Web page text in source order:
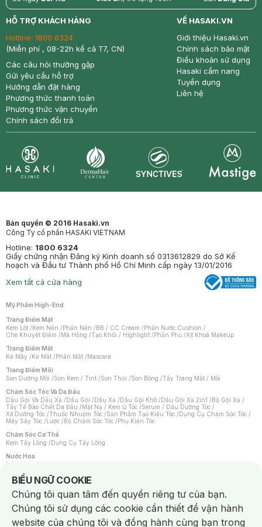
return nowfree price
HỖ TRỢ KHÁCH HÀNG
Hotline: 1800 6324
(Miễn phí , 08-22h kể cả T7, CN)
Các câu hỏi thường gặp
Gửi yêu cầu hỗ trợ
Hướng dẫn đặt hàng
Phương thức thanh toán
Phương thức vận chuyển
Chính sách đổi trả
VỀ HASAKI.VN
Giới thiệu Hasaki.vn
Chính sách bảo mật
Điều khoản sử dụng
Hasaki cẩm nang
Tuyển dụng
Liên hệ
Bản quyền © 2016 Hasaki.vn
Công Ty cổ phần HASAKI VIETNAM
Hotline: 1800 6324
Giấy chứng nhận Đăng ký Kinh doanh số 0313612829 do Sở Kế
hoạch và Đầu tư Thành phố Hồ Chí Minh cấp ngày 13/01/2016
Xem tất cả cửa hàng
Mỹ Phẩm High-End
Trang Điểm Mặt
Kem Lót /Kem Nền /Phấn Nền /BB / CC Cream /Phấn Nước Cushion /
Che Khuyết Điểm /Má Hồng /Tạo Khối / Highlight /Phấn Phủ /Xịt Khoá Makeup
Trang Điểm Mắt
Kẻ Mày /Kẻ Mắt /Phấn Mắt /Mascara
Trang Điểm Môi
Son Dưỡng Môi /Son Kem / Tint /Son Thỏi /Son Bóng /Tẩy Trang Mắt / Môi
Chăm Sóc Tóc Và Da Đầu
Dầu Gội Và Dầu Xả /Dầu Gội /Dầu Xả /Dầu Gội Khô /Dầu Gội Xả 2in1 /Bộ Gội Xả /
Tẩy Tế Bào Chết Da Đầu /Mặt Nạ / Kem Ủ Tóc /Serum / Dầu Dưỡng Tóc /
Xịt Dưỡng Tóc /Thuốc Nhuộm Tóc /Sản Phẩm Tạo Kiểu Tóc /Dụng Cụ Chăm Sóc Tóc /
Máy Sấy Tóc /Lược /Bộ Chăm Sóc Tóc /Phụ Kiện Tóc
Chăm Sóc Cơ Thể
Kem Tẩy Lông /Dụng Cụ Tẩy Lông
Nước Hoa
Nước Hoa Nữ
Chăm Sóc Cá Nhân
Chống Muỗi /Khẩu Trang /Máy Massage/Mặt Nạ Xông Hơi /Nước Rửa Tay/
Sản Phẩm Chăm Sóc Khác /Bàn Chải Đánh Răng /Bàn Chải Điện/
Hỗ Trợ Trắng Răng/Kem Đánh Răng /Máy Tăm Nước/ Nước Súc Miệng/
Tăm / Chỉ Nha Khoa/ Xịt Thơm Miệng / Dung Dịch Vệ Sinh/Dưỡng Vùng Kín/
Khăn Ướt Vệ Sinh Vùng Kín/Băng Vệ Sinh/Tampon/Bọt Cạo Râu /Dao Cạo Râu/
BIỂU NGỮ COOKIE
Notice about cookies usage
Chúng tôi quan tâm đến quyền riêng tư của bạn.
Chúng tôi sử dụng các cookie cần thiết để vận hành
website của chúng tôi và đồng hành cùng bạn trong